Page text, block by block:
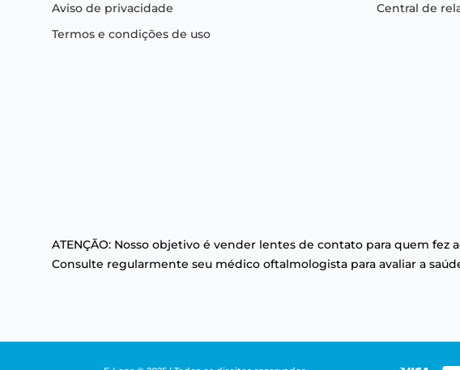
Aviso de privacidade
Termos e condições de uso
Central de
ATENÇÃO: Nosso objetivo é vender lentes de contato para quem
Consulte regularmente seu médico oftalmologista para avaliar a